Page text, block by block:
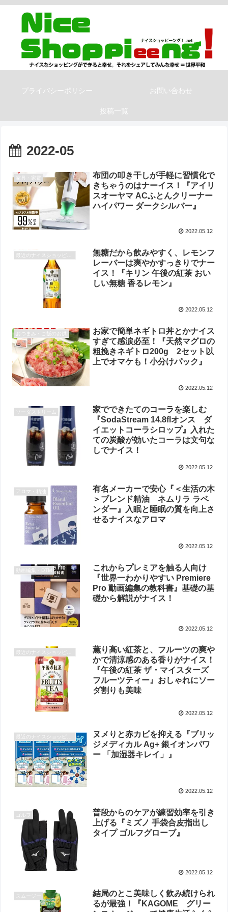
プライバシーポリシー お問い合わせ
投稿一覧
2022-05
家具・家電
布団の叩き干しが手軽に習慣化で
きちゃうのはナーイス！『アイリ
スオーヤマ ACふとんクリーナー
ハイパワー ダークシルバー』
2022.05.12
無糖だから飲みやすく、レモンフ
レーバーは爽やかすっきりでナー
イス！『キリン 午後の紅茶 おい
しい無糖 香るレモン』
2022.05.12
おつまみ・ご飯のお供
お家で簡単ネギトロ丼とかナイス
すぎて感涙必至！『天然マグロの
粗挽きネギトロ200g 2セット以
上でオマケも！小分けパック』
2022.05.12
ソーダストリーム
家でできたてのコーラを楽しむ
『SodaStream 14.8flオンス ダ
イエットコーラシロップ』入れた
ての炭酸が効いたコーラは文句な
しでナイス！
2022.05.12
アロマ・精油
有名メーカーで安心『＜生活の木
＞ブレンド精油 ネムリラ ラベ
ンダー』入眠と睡眠の質を向上さ
せるナイスなアロマ
2022.05.12
動画編集・DTM
これからプレミアを触る人向け
『世界一わかりやすい Premiere
Pro 動画編集の教科書』基礎の基
礎から解説がナイス！
2022.05.12
薫り高い紅茶と、フルーツの爽や
かで清涼感のある香りがナイス！
『午後の紅茶 ザ・マイスターズ
フルーツティー』おしゃれにソー
ダ割りも美味
2022.05.12
ヌメりと赤カビを抑える『ブリッ
ジメディカル Ag+ 銀イオンパワ
ー 「加湿器キレイ」』
2022.05.12
ゴルフ
普段からのケアが練習効率を引き
上げる『ミズノ 手袋合皮指出し
タイプ ゴルフグローブ』
2022.05.12
スムージー
結局のとこ美味しく飲み続けられ
るが最強！『KAGOME グリー